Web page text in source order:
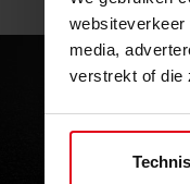
media,
verstrekt of die